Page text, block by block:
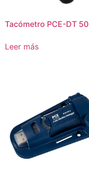
Tacómetro PCE-DT 50
Leer más